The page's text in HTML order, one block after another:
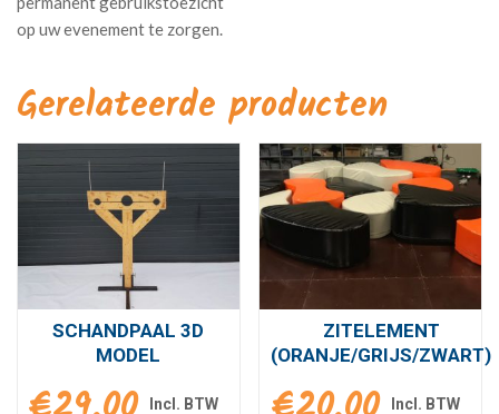
Gerelateerde producten
SCHANDPAAL 3D
MODEL
ZITELEMENT
(ORANJE/GRIJS/ZWART)